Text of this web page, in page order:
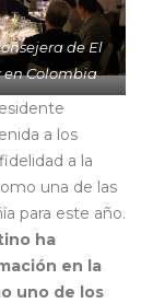
de El
en Colombia
a los
a la
una de las
para este año.
ha
en la
uno de los